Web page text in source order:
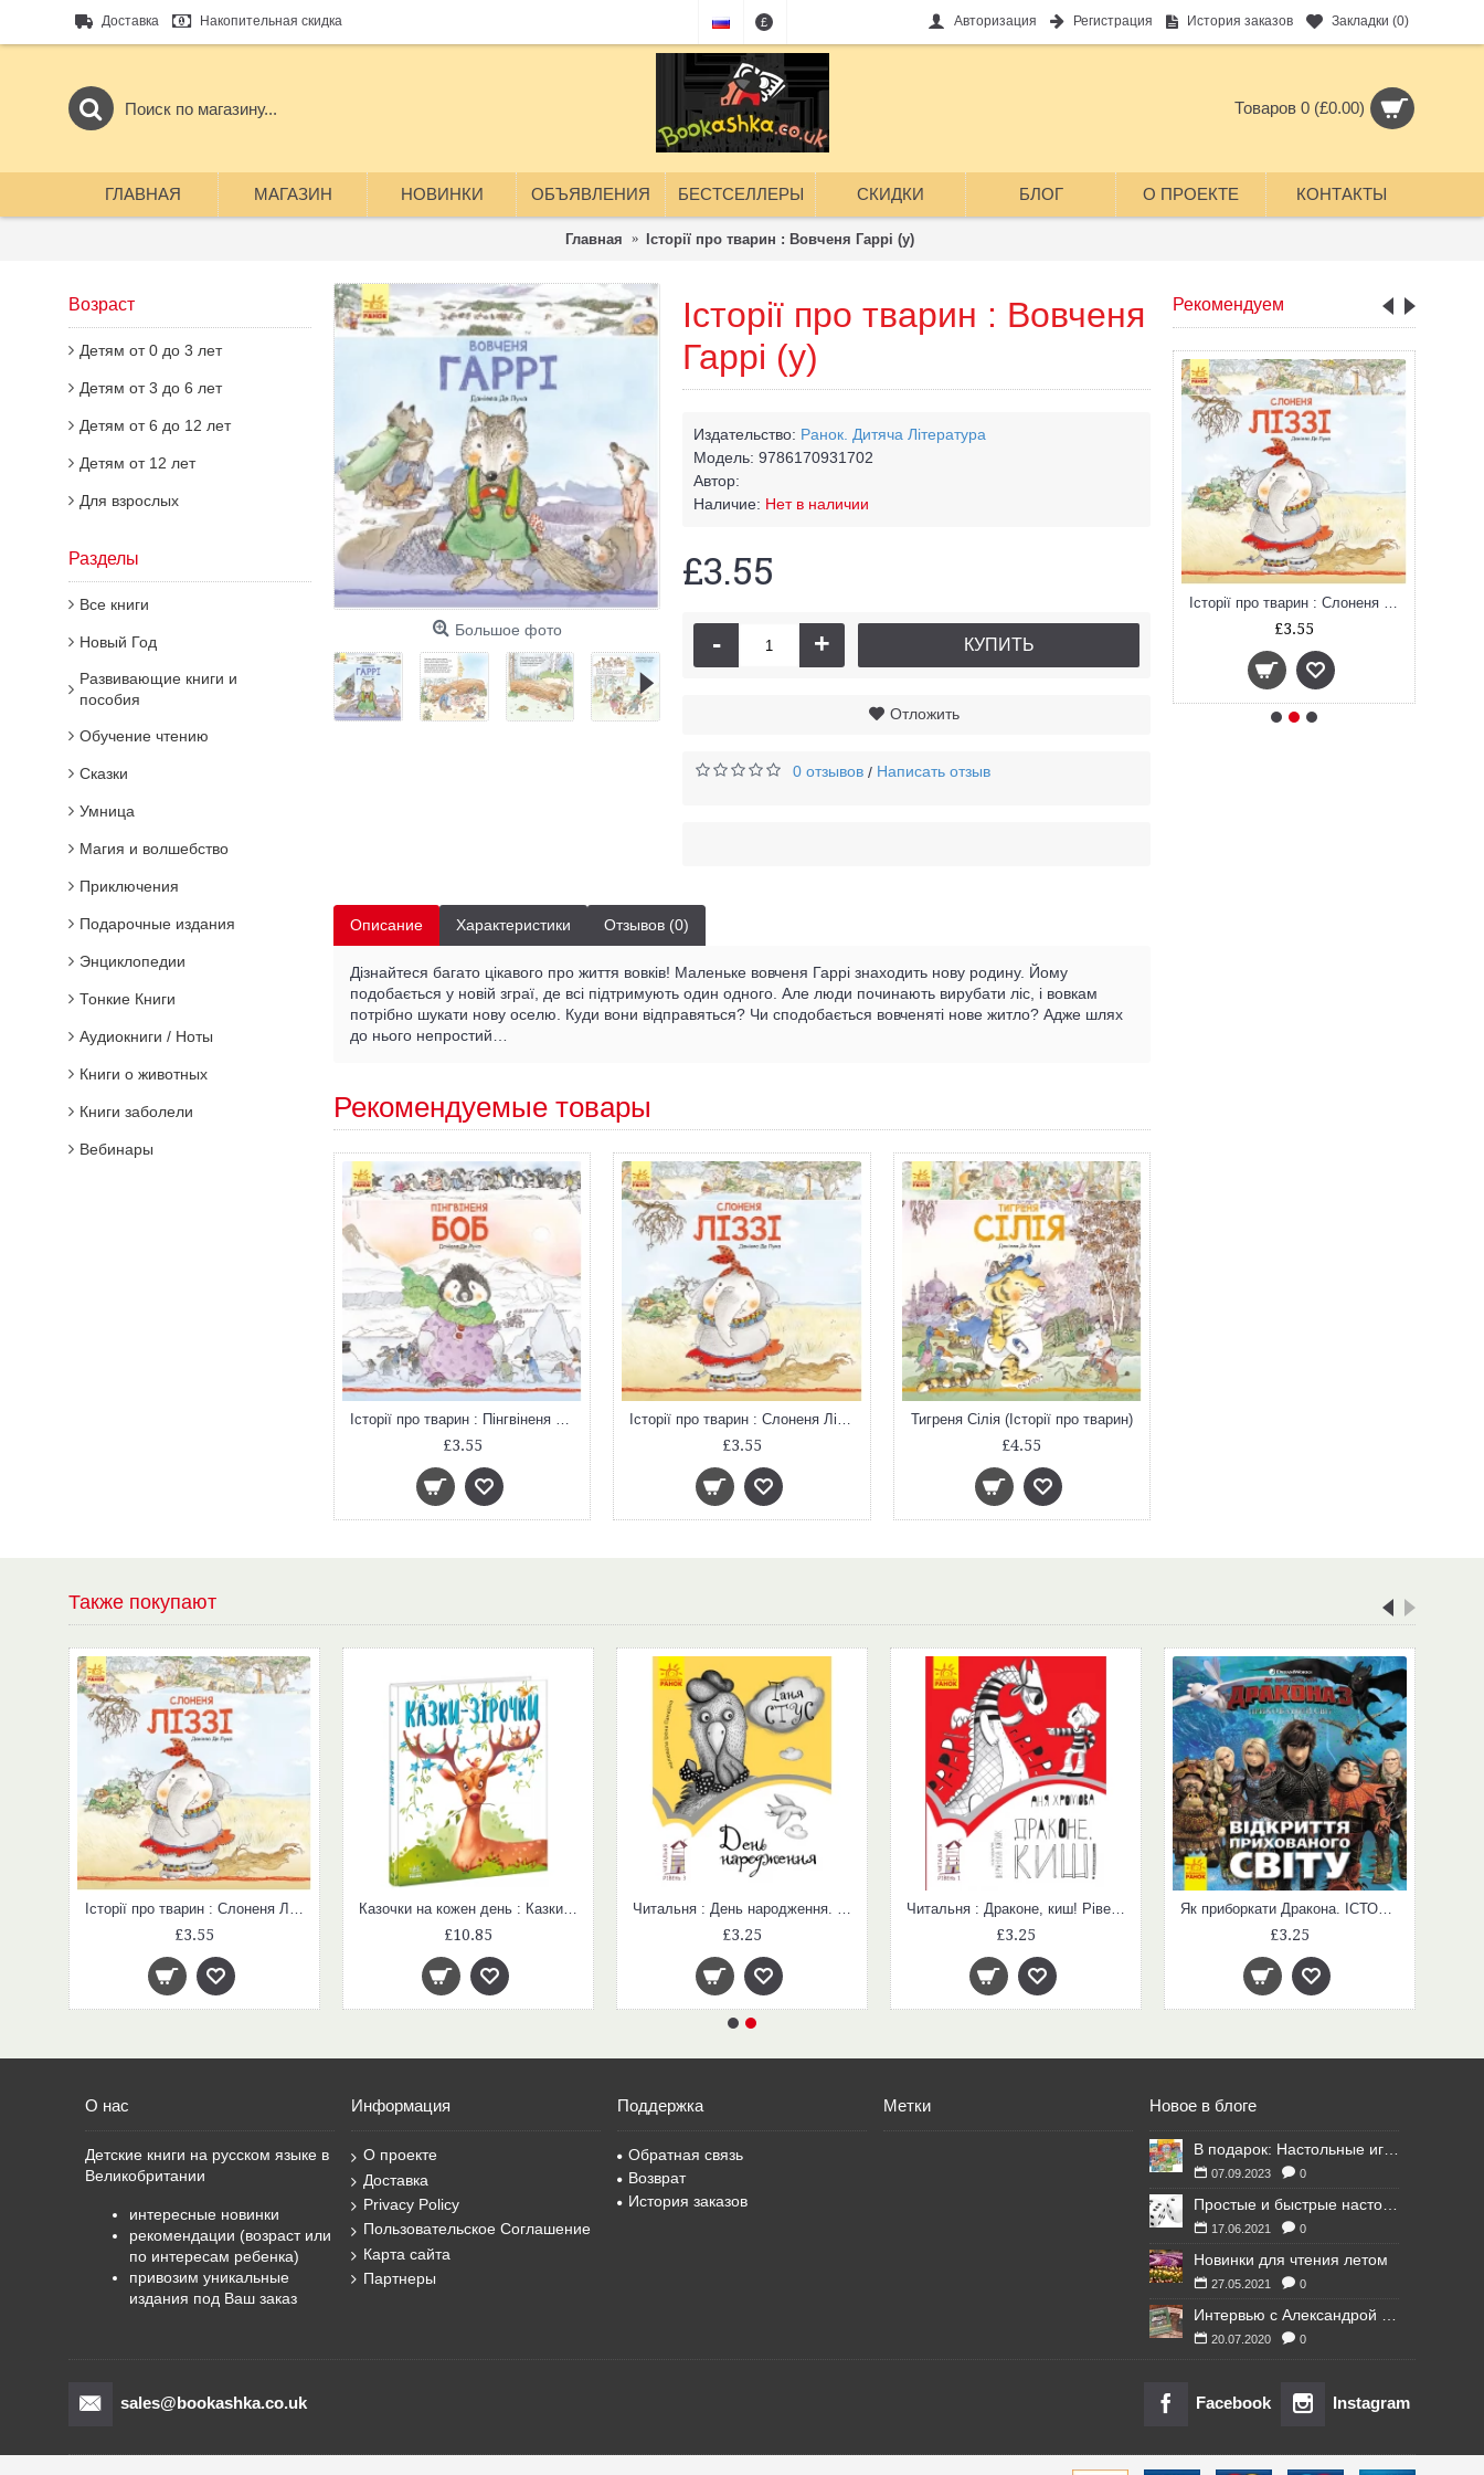
Доставка Накопительная скидка £ Авторизация Регистрация История заказов Закладки (0)
Товаров 0 (£0.00)
ГЛАВНАЯ МАГАЗИН НОВИНКИ ОБЪЯВЛЕНИЯ БЕСТСЕЛЛЕРЫ СКИДКИ БЛОГ О ПРОЕКТЕ КОНТАКТЫ
Главная Історії про тварин : Вовченя Гаррі (у)
Возраст
Детям от 0 до 3 лет
Детям от 3 до 6 лет
Детям от 6 до 12 лет
Детям от 12 лет
Для взрослых
Разделы
Все книги
Новый Год
Развивающие книги и
пособия
Обучение чтению
Сказки
Умница
Магия и волшебство
Приключения
Подарочные издания
Энциклопедии
Тонкие Книги
Аудиокниги / Ноты
Книги о животных
Книги заболели
Вебинары
Рекомендуем
£3.55
Історії про тварин : Слоненя Ліззі (у)
£3.55
Большое фото
Історії про тварин : Вовченя
Гаррі (у)
Издательство: Ранок. Дитяча Лiтература
Модель: 9786170931702
Автор:
Наличие: Нет в наличии
£3.55
- + КУПИТЬ
Отложить
0 отзывов / Написать отзыв
Описание Характеристики Отзывов (0)
Дізнайтеся багато цікавого про життя вовків! Маленьке вовченя Гаррі знаходить нову родину. Йому
подобається у новій зграї, де всі підтримують один одного. Але люди починають вирубати ліс, і вовкам
потрібно шукати нову оселю. Куди вони відправяться? Чи сподобається вовченяті нове житло? Адже шлях
до нього непростий…
Рекомендуемые товары
Історії про тварин : Пінгвіненя Боб (у)
£3.55
Історії про тварин : Слоненя Ліззі (у)
£3.55
Тигреня Сілія (Історії про тварин)
£4.55
Также покупают
Історії про тварин : Слоненя Ліззі (у)
£3.55
Казочки на кожен день : Казки-зірочки (у)
£10.85
Читальня : День народження. Рівень 3 (у)
£3.25
Читальня : Драконе, киш! Рівень 1 (у)
£3.25
Як приборкати Дракона. ІСТОРІЇ. Відкриття Прихованого Світу (У)
£3.25
О нас
Детские книги на русском языке в
Великобритании
интересные новинки
рекомендации (возраст или
по интересам ребенка)
привозим уникальные
издания под Ваш заказ
Информация
О проекте
Доставка
Privacy Policy
Пользовательское Соглашение
Карта сайта
Партнеры
Поддержка
Обратная связь
Возврат
История заказов
Метки Новое в блоге
В подарок: Настольные игры для Ваших британских друзей
07.09.2023 0
Простые и быстрые настольные игры
17.06.2021 0
Новинки для чтения летом
27.05.2021 0
Интервью с Александрой Литвиной
20.07.2020 0
sales@bookashka.co.uk Facebook Instagram